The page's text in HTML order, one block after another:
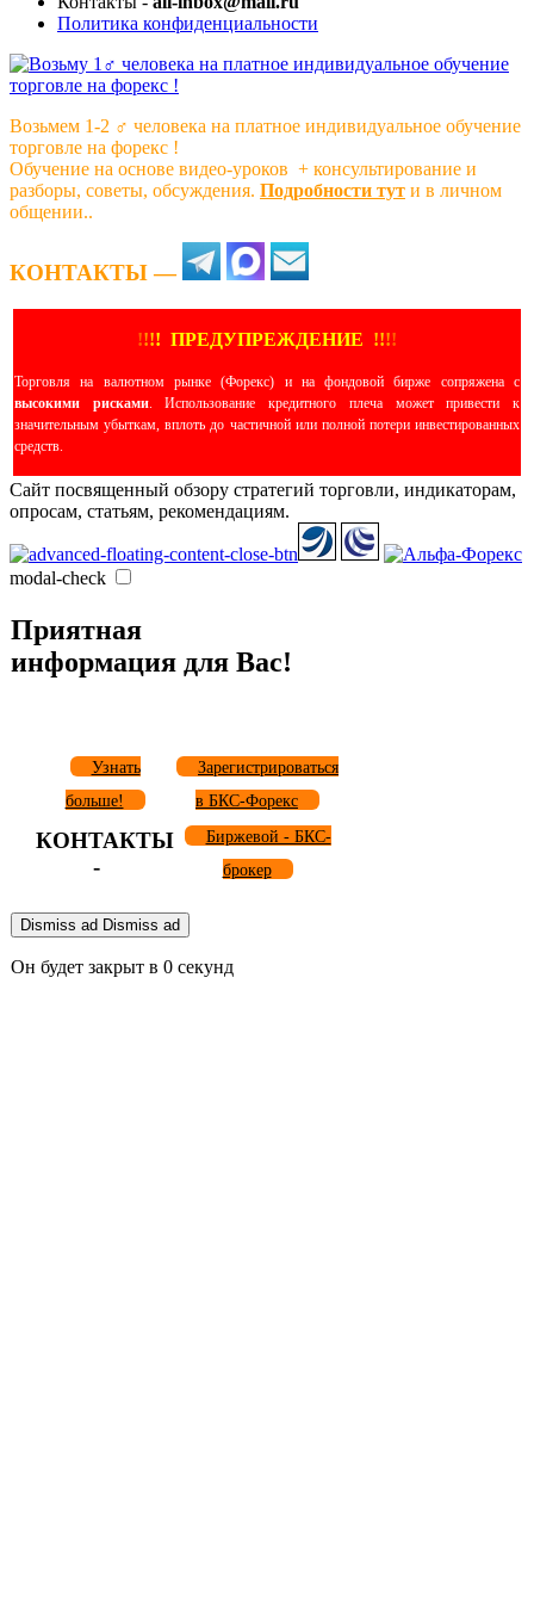
Политика конфиденциальности
Возьмем 1-2 ‍♂️ человека на платное индивидуальное обучение
торговле на форекс !
Обучение на основе видео-уроков ️ + консультирование и
разборы, советы, обсуждения. Подробности тут и в личном
общении..
КОНТАКТЫ —
!!!! ПРЕДУПРЕЖДЕНИЕ !!!!
Торговля на валютном рынке (Форекс) и на фондовой бирже сопряжена с
высокими рисками. Использование кредитного плеча может привести к
значительным убыткам, вплоть до частичной или полной потери инвестированных
средств.
Сайт посвященный обзору стратегий торговли, индикаторам,
опросам, статьям, рекомендациям.
modal-check
Приятная
информация для Вас!
Узнать
больше!
Зарегистрироваться
в БКС-Форекс
КОНТАКТЫ
-
Биржевой - БКС-
брокер
Dismiss ad Dismiss ad
Он будет закрыт в 0 секунд